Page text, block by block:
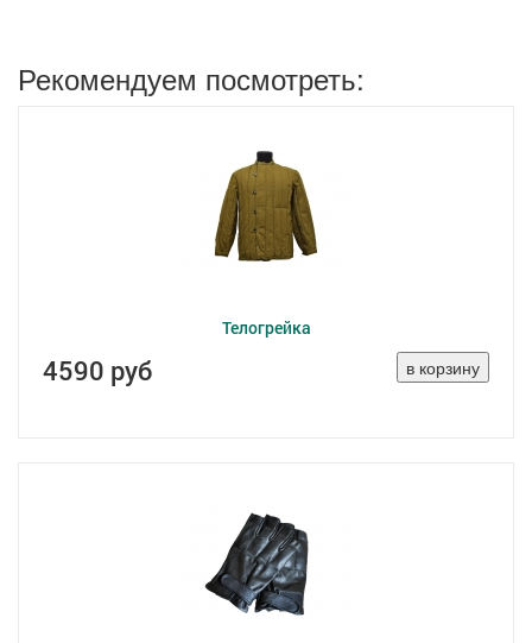
Рекомендуем посмотреть:
Телогрейка
4590 руб